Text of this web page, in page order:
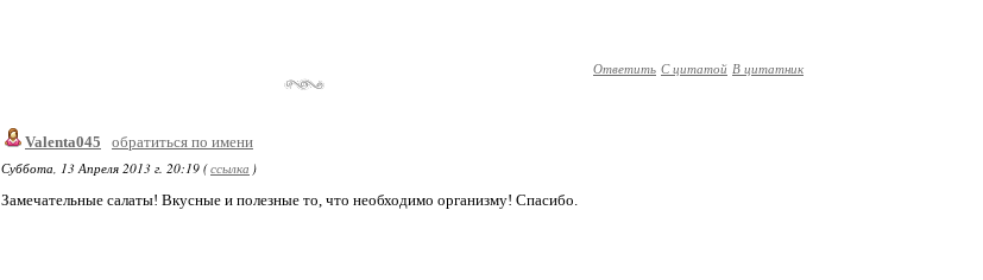
Ответить С цитатой В цитатник
Valenta045
обратиться по имени
Суббота, 13 Апреля 2013 г. 20:19 (ссылка )
Замечательные салаты! Вкусные и полезные то, что необходимо организму! Спасибо.